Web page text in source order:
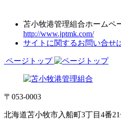
苫小牧港管理組合ホームペ
http://www.jptmk.com/
サイトに関するお問い合せ
ページトップ
〒053-0003
北海道苫小牧市入船町3丁目4番